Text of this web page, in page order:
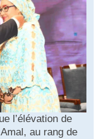
l’élévation de
au rang de